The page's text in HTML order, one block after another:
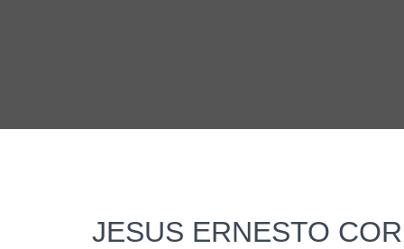
JESUS ERNESTO